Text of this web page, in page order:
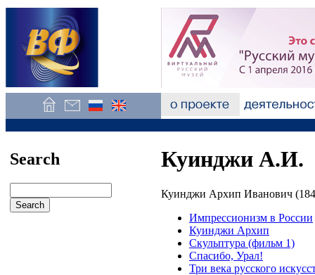
Search Куинджи А.И.
Куинджи Архип Иванович
Импрессионизм в России
Куинджи Архип
Скульптура (фильм 1)
Спасибо, Урал!
Три века русского